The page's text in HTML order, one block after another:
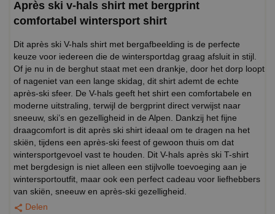
Après ski v-hals shirt met bergprint
comfortabel wintersport shirt
Dit après ski V-hals shirt met bergafbeelding is de perfecte
keuze voor iedereen die de wintersportdag graag afsluit in stijl.
Of je nu in de berghut staat met een drankje, door het dorp loopt
of nageniet van een lange skidag, dit shirt ademt de echte
après-ski sfeer. De V-hals geeft het shirt een comfortabele en
moderne uitstraling, terwijl de bergprint direct verwijst naar
sneeuw, ski’s en gezelligheid in de Alpen. Dankzij het fijne
draagcomfort is dit après ski shirt ideaal om te dragen na het
skiën, tijdens een après-ski feest of gewoon thuis om dat
wintersportgevoel vast te houden. Dit V-hals après ski T-shirt
met bergdesign is niet alleen een stijlvolle toevoeging aan je
wintersportoutfit, maar ook een perfect cadeau voor liefhebbers
van skiën, sneeuw en après-ski gezelligheid.
Delen